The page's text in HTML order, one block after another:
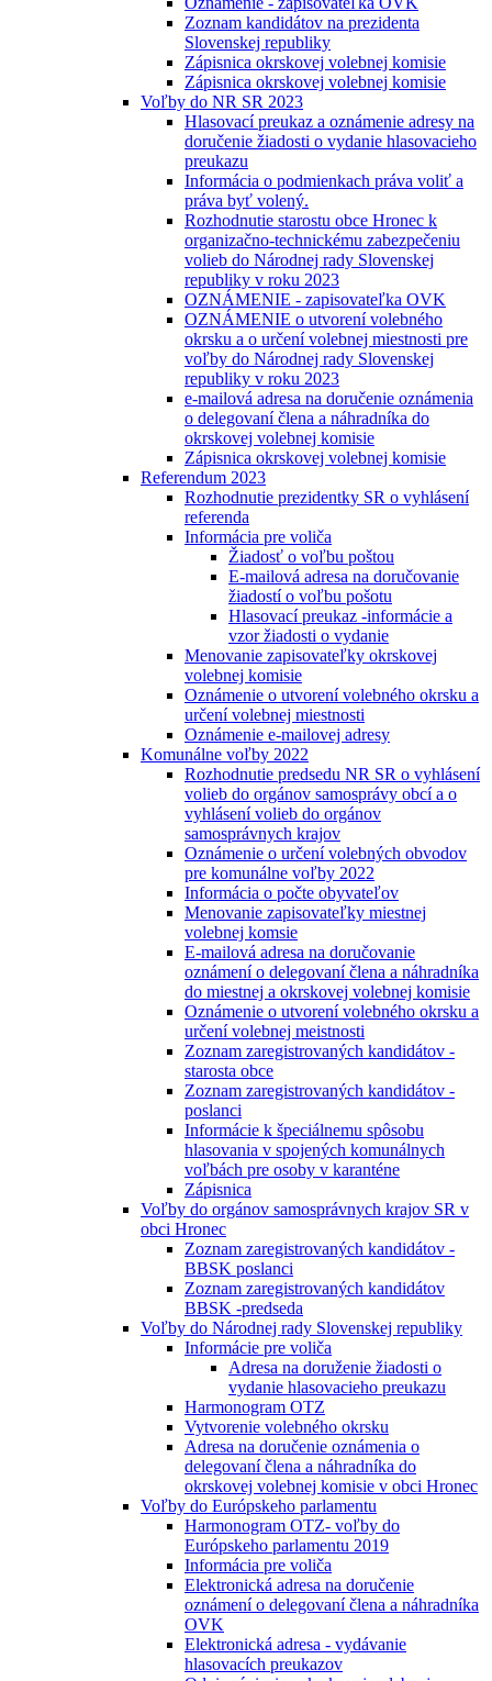
Zoznam kandidátov na prezidenta
Slovenskej republiky
Zápisnica okrskovej volebnej komisie
Zápisnica okrskovej volebnej komisie
Voľby do NR SR 2023
Hlasovací preukaz a oznámenie adresy na
doručenie žiadosti o vydanie hlasovacieho
preukazu
Informácia o podmienkach práva voliť a
práva byť volený.
Rozhodnutie starostu obce Hronec k
organizačno-technickému zabezpečeniu
volieb do Národnej rady Slovenskej
republiky v roku 2023
OZNÁMENIE - zapisovateľka OVK
OZNÁMENIE o utvorení volebného
okrsku a o určení volebnej miestnosti pre
voľby do Národnej rady Slovenskej
republiky v roku 2023
e-mailová adresa na doručenie oznámenia
o delegovaní člena a náhradníka do
okrskovej volebnej komisie
Zápisnica okrskovej volebnej komisie
Referendum 2023
Rozhodnutie prezidentky SR o vyhlásení
referenda
Informácia pre voliča
Žiadosť o voľbu poštou
E-mailová adresa na doručovanie
žiadostí o voľbu pošotu
Hlasovací preukaz -informácie a
vzor žiadosti o vydanie
Menovanie zapisovateľky okrskovej
volebnej komisie
Oznámenie o utvorení volebného okrsku a
určení volebnej miestnosti
Oznámenie e-mailovej adresy
Komunálne voľby 2022
Rozhodnutie predsedu NR SR o vyhlásení
volieb do orgánov samosprávy obcí a o
vyhlásení volieb do orgánov
samosprávnych krajov
Oznámenie o určení volebných obvodov
pre komunálne voľby 2022
Informácia o počte obyvateľov
Menovanie zapisovateľky miestnej
volebnej komsie
E-mailová adresa na doručovanie
oznámení o delegovaní člena a náhradníka
do miestnej a okrskovej volebnej komisie
Oznámenie o utvorení volebného okrsku a
určení volebnej meistnosti
Zoznam zaregistrovaných kandidátov -
starosta obce
Zoznam zaregistrovaných kandidátov -
poslanci
Informácie k špeciálnemu spôsobu
hlasovania v spojených komunálnych
voľbách pre osoby v karanténe
Zápisnica
Voľby do orgánov samosprávnych krajov SR v
obci Hronec
Zoznam zaregistrovaných kandidátov -
BBSK poslanci
Zoznam zaregistrovaných kandidátov
BBSK -predseda
Voľby do Národnej rady Slovenskej republiky
Informácie pre voliča
Adresa na doruženie žiadosti o
vydanie hlasovacieho preukazu
Harmonogram OTZ
Vytvorenie volebného okrsku
Adresa na doručenie oznámenia o
delegovaní člena a náhradníka do
okrskovej volebnej komisie v obci Hronec
Voľby do Európskeho parlamentu
Harmonogram OTZ- voľby do
Európskeho parlamentu 2019
Informácia pre voliča
Elektronická adresa na doručenie
oznámení o delegovaní člena a náhradníka
OVK
Elektronická adresa - vydávanie
hlasovacích preukazov